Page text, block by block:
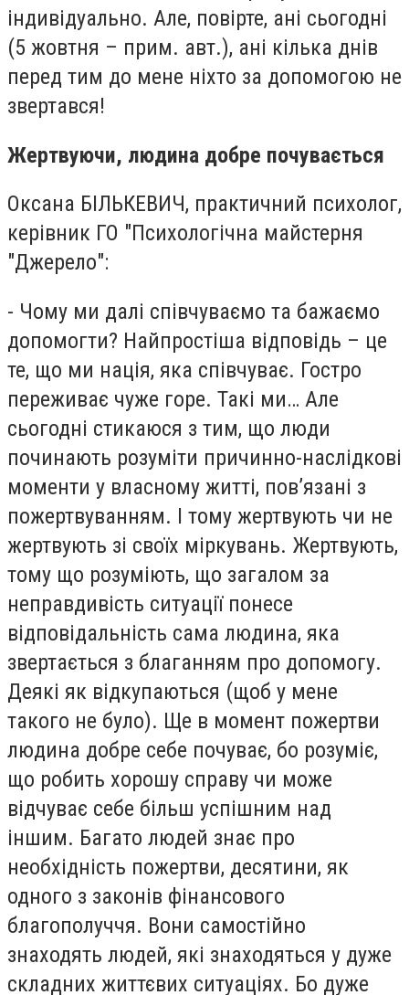
індивідуально. Але, повірте, ані сьогодні
(5 жовтня – прим. авт.), ані кілька днів
перед тим до мене ніхто за допомогою не
звертався!
Жертвуючи, людина добре почувається
Оксана БІЛЬКЕВИЧ, практичний психолог,
керівник ГО "Психологічна майстерня
"Джерело":
- Чому ми далі співчуваємо та бажаємо
допомогти? Найпростіша відповідь – це
те, що ми нація, яка співчуває. Гостро
переживає чуже горе. Такі ми… Але
сьогодні стикаюся з тим, що люди
починають розуміти причинно-наслідкові
моменти у власному житті, пов’язані з
пожертвуванням. І тому жертвують чи не
жертвують зі своїх міркувань. Жертвують,
тому що розуміють, що загалом за
неправдивість ситуації понесе
відповідальність сама людина, яка
звертається з благанням про допомогу.
Деякі як відкупаються (щоб у мене
такого не було). Ще в момент пожертви
людина добре себе почуває, бо розуміє,
що робить хорошу справу чи може
відчуває себе більш успішним над
іншим. Багато людей знає про
необхідність пожертви, десятини, як
одного з законів фінансового
благополуччя. Вони самостійно
знаходять людей, які знаходяться у дуже
складних життєвих ситуаціях. Бо дуже